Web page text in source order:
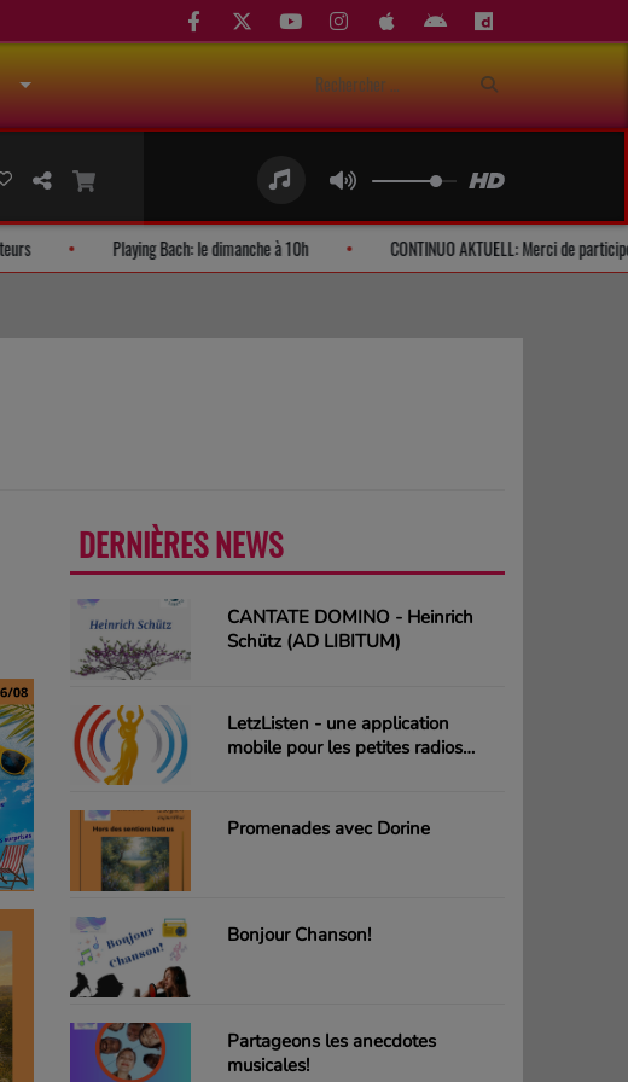
Demandes d'auditeurs Playing Bach: le dimanche à 10h CONTINUO
DERNIÈRES NEWS
CANTATE DOMINO - Heinrich
Schütz (AD LIBITUM)
LetzListen - une application
mobile pour les petites radios
Promenades avec Dorine
Bonjour Chanson!
Partageons les anecdotes
musicales!